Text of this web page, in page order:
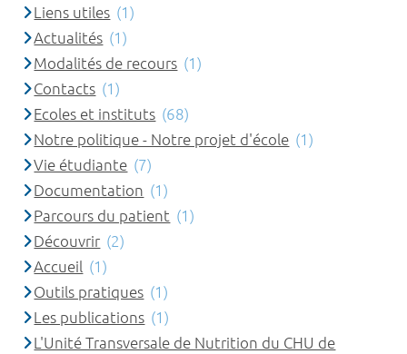
Liens utiles (1)
Actualités (1)
Modalités de recours (1)
Contacts (1)
Ecoles et instituts (68)
Notre politique - Notre projet d'école (1)
Vie étudiante (7)
Documentation (1)
Parcours du patient (1)
Découvrir (2)
Accueil (1)
Outils pratiques (1)
Les publications (1)
L'Unité Transversale de Nutrition du CHU de